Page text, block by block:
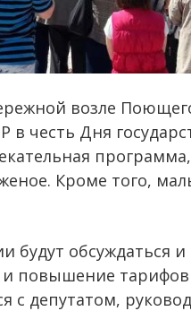
возле
честь Дня
Кроме того,
будут обсуждаться
повышение
с депутатом,